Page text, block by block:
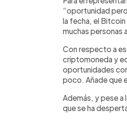
“oportunidad
la fecha, el
muchas personas
Con respecto a
criptomoneda y
oportunidades
poco. Añade que
Además, y pese
que se ha